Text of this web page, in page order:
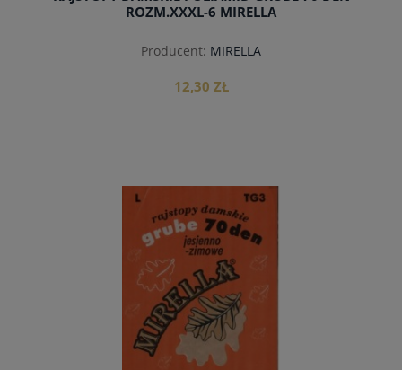
ROZM.XXXL-6 MIRELLA
Producent: MIRELLA
12,30 ZŁ